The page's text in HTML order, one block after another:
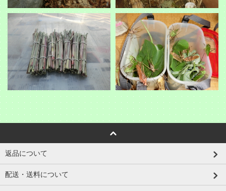
返品について
配送・送料について